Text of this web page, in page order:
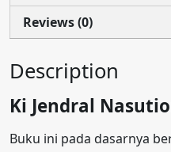
Reviews (0)
Description
Ki Jendral
Buku ini pada dasarnya